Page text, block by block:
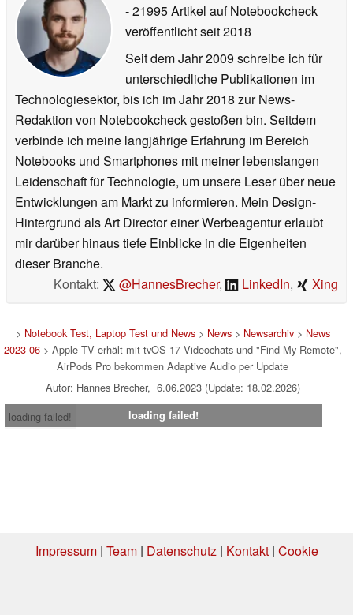
- 21995 Artikel auf Notebookcheck
veröffentlichtseit 2018
Seit dem Jahr 2009 schreibe ich für
unterschiedliche Publikationen im
Technologiesektor, bis ich im Jahr 2018 zur News-
Redaktion von Notebookcheck gestoßen bin. Seitdem
verbinde ich meine langjährige Erfahrung im Bereich
Notebooks und Smartphones mit meiner lebenslangen
Leidenschaft für Technologie, um unsere Leser über neue
Entwicklungen am Markt zu informieren. Mein Design-
Hintergrund als Art Director einer Werbeagentur erlaubt
mir darüber hinaus tiefe Einblicke in die Eigenheiten
dieser Branche.
Kontakt:
@HannesBrecher, LinkedIn, Xing
> Notebook Test, Laptop Test und News> News> Newsarchiv> News
2023-06> Apple TV erhält mit tvOS 17 Videochats und "Find My Remote",
AirPods Pro bekommen Adaptive Audio per Update
Autor: Hannes Brecher, 6.06.2023 (Update: 18.02.2026)
loading failed!
loading failed!
Impressum| Team| Datenschutz | Kontakt| Cookie